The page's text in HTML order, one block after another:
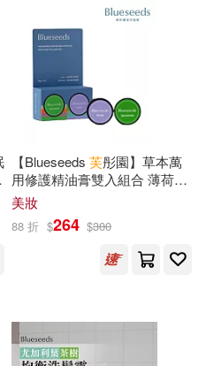
)(18)
會(18)
七海(18)
【Blueseeds 芙彤園】草本萬
用修護精油膏雙入組合 薄荷清
新防護 / 薰衣草萬用修護精油
膏 6g l
美妝
88 折 $264 $300